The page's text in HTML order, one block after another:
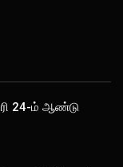
24-ம் ஆண்டு